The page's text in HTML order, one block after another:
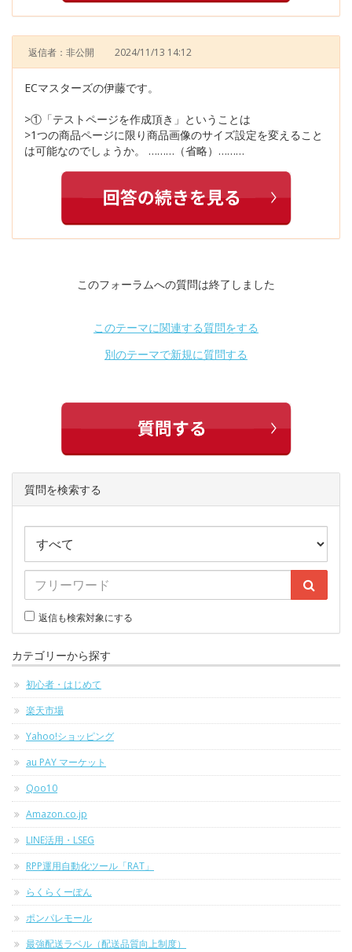
返信者：非公開 2024/11/13 14:12
ECマスターズの伊藤です。
>①「テストページを作成頂き」ということは
>1つの商品ページに限り商品画像のサイズ設定を変えること
は可能なのでしょうか。 ………（省略）………
このフォーラムへの質問は終了しました
このテーマに関連する質問をする
別のテーマで新規に質問する
質問を検索する
返信も検索対象にする
カテゴリーから探す
初心者・はじめて
楽天市場
Yahoo!ショッピング
au PAY マーケット
Qoo10
Amazon.co.jp
LINE活用・LSEG
RPP運用自動化ツール「RAT」
らくらくーぽん
ポンパレモール
最強配送ラベル（配送品質向上制度）